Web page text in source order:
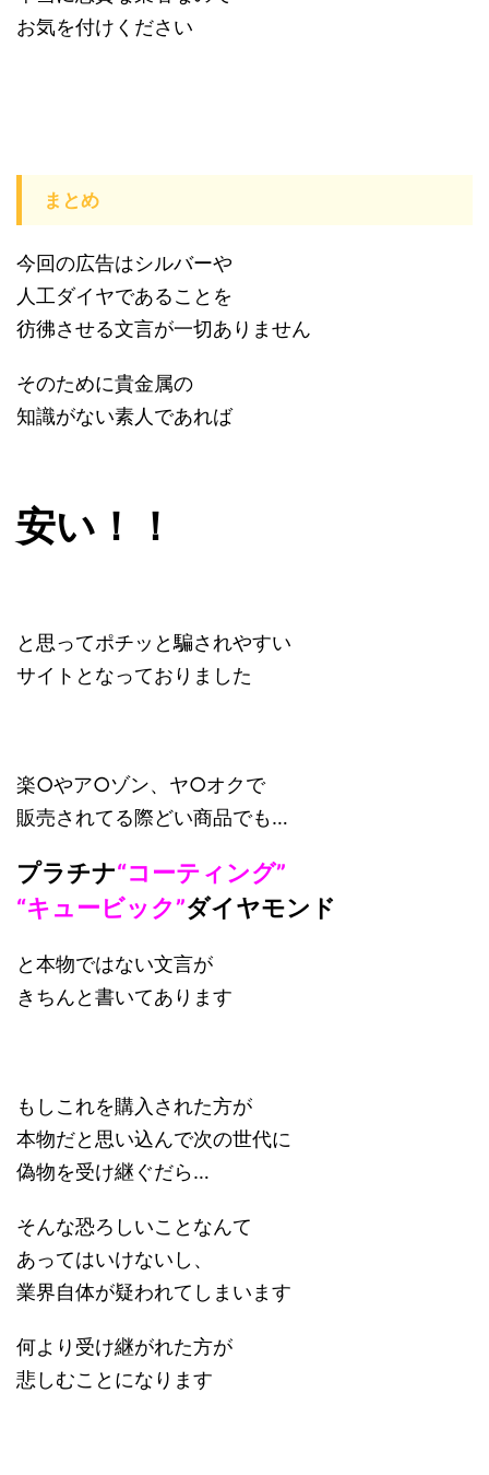
お気を付けください
まとめ
今回の広告はシルバーや
人工ダイヤであることを
彷彿させる文言が一切ありません
そのために貴金属の
知識がない素人であれば
安い！！
と思ってポチッと騙されやすい
サイトとなっておりました
楽○やア○ゾン、ヤ○オクで
販売されてる際どい商品でも…
プラチナ“コーティング”
“キュービック”ダイヤモンド
と本物ではない文言が
きちんと書いてあります
もしこれを購入された方が
本物だと思い込んで次の世代に
偽物を受け継ぐだら…
そんな恐ろしいことなんて
あってはいけないし、
業界自体が疑われてしまいます
何より受け継がれた方が
悲しむことになります